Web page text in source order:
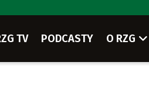
TV PODCASTY O RZG